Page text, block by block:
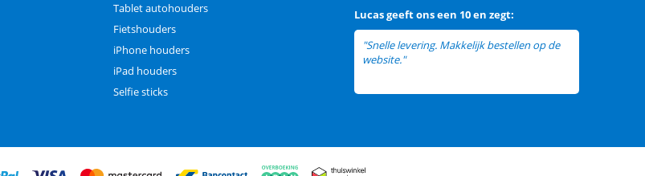
Tablet autohouders
Fietshouders
iPhone houders
iPad houders
Selfie sticks
Lucasgeeft ons een 10 en zegt:
"Snelle levering. Makkelijk bestellen op de
website."